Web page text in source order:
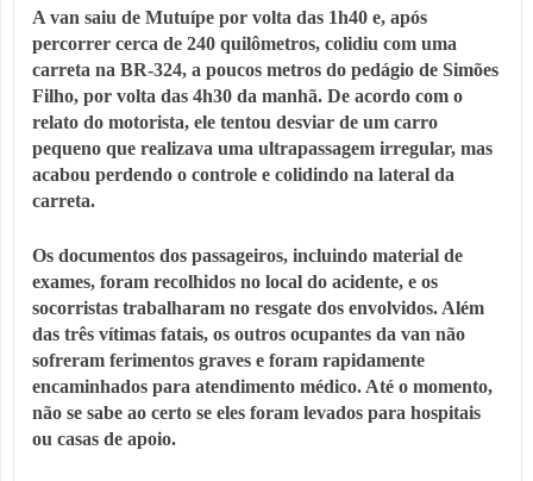
A van saiu de Mutuípe por volta das 1h40 e, após
percorrer cerca de 240 quilômetros, colidiu com uma
carreta na BR-324, a poucos metros do pedágio de Simões
Filho, por volta das 4h30 da manhã. De acordo com o
relato do motorista, ele tentou desviar de um carro
pequeno que realizava uma ultrapassagem irregular, mas
acabou perdendo o controle e colidindo na lateral da
carreta.
Os documentos dos passageiros, incluindo material de
exames, foram recolhidos no local do acidente, e os
socorristas trabalharam no resgate dos envolvidos. Além
das três vítimas fatais, os outros ocupantes da van não
sofreram ferimentos graves e foram rapidamente
encaminhados para atendimento médico. Até o momento,
não se sabe ao certo se eles foram levados para hospitais
ou casas de apoio.